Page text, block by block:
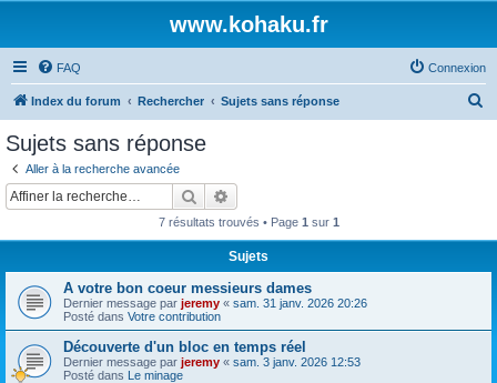
www.kohaku.fr
FAQ Connexion
Index du forum Rechercher Sujets sans réponse
Sujets sans réponse
Aller à la recherche avancée
Rechercher
7 résultats trouvés • Page 1 sur 1
Sujets
A votre bon coeur messieurs dames
Dernier message par jeremy « sam. 31 janv. 2026 20:26
Posté dans Votre contribution
Découverte d'un bloc en temps réel
Dernier message par jeremy « sam. 3 janv. 2026 12:53
Posté dans Le minage